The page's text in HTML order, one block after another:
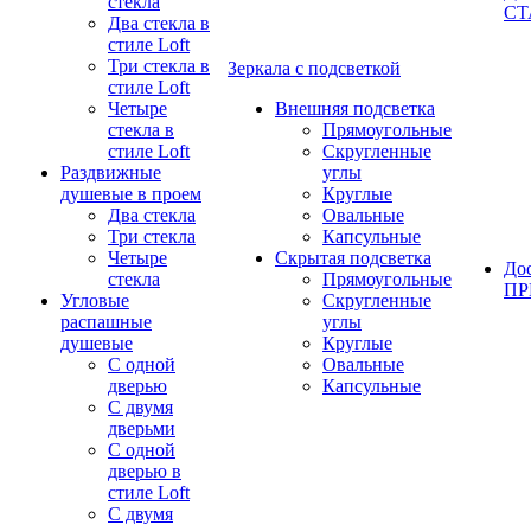
Два стекла в
стиле Loft
Три стекла в
стиле Loft
Четыре
стекла в
стиле Loft
Раздвижные
душевые в проем
Два стекла
Три стекла
Четыре
стекла
Угловые
распашные
душевые
С одной
дверью
С двумя
дверьми
С одной
дверью в
стиле Loft
С двумя
Зеркала с подсветкой
Внешняя подсветка
Прямоугольные
Скругленные
углы
Круглые
Овальные
Капсульные
Скрытая подсветка
Прямоугольные
Скругленные
углы
Круглые
Овальные
Капсульные